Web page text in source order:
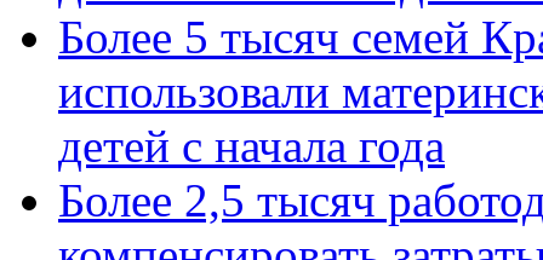
Более 5 тысяч семей
использовали
детей с начала года
Более 2,5 тысяч